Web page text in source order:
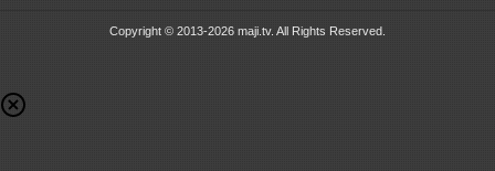
Copyright © 2013-2026 maji.tv. All Rights Reserved.